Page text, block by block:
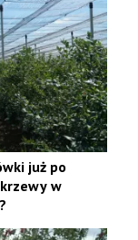
już po
w